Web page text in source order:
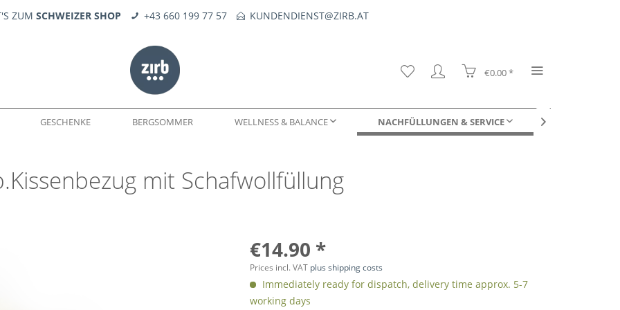
ZUM SCHWEIZER SHOP +43 660 199 77 57 KUNDENDIENST@ZIRB.AT
€0.00 *
GESCHENKE BERGSOMMER WELLNESS & BALANCE NACHFÜLLUNGEN & SERVICE
FEUERERLEBNIS
TROPFÖLE
ERSATZTEILE

mit Schafwollfüllung
€14.90 *
Prices incl. VAT plus shipping costs
Immediately ready for dispatch, delivery time approx. 5-7
working days